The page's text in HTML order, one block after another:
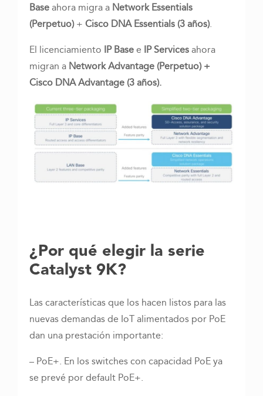
Baseahora migra a Network Essentials
(Perpetuo)+ Cisco DNA Essentials (3 años).
El licenciamiento IP Basee IP Servicesahora
migran a Network Advantage (Perpetuo) +
Cisco DNA Advantage (3 años).
¿Por qué elegir la serie
Catalyst 9K?
Las características que los hacen listos para las
nuevas demandas de IoT alimentados por PoE
dan una prestación importante:
– PoE+. En los switches con capacidad PoE ya
se prevé por default PoE+.